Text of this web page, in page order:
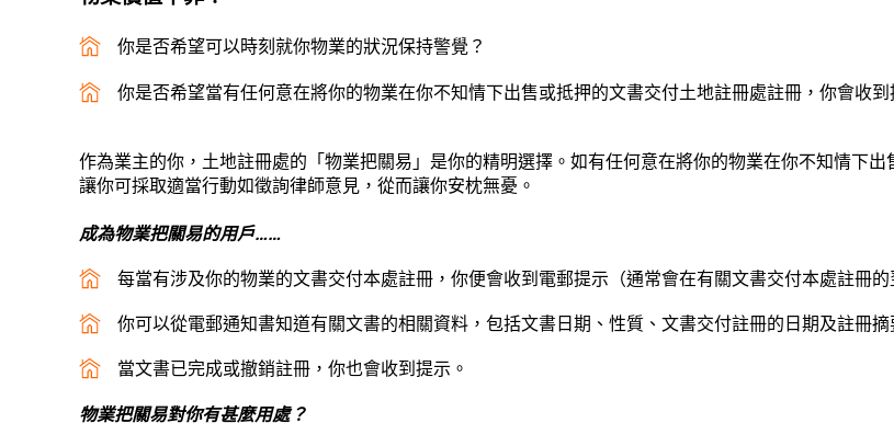
你是否希望可以時刻就你物業的狀況保持警覺？
你是否希望當有任何意在將你的物業在你不知情下出售或抵押的文書交付土地註冊處註冊，你會收到
作為業主的你，土地註冊處的「物業把關易」是你的精明選擇。如有任何意在將你的物業在你不知情下
讓你可採取適當行動如徵詢律師意見，從而讓你安枕無憂。
成為物業把關易的用戶……
每當有涉及你的物業的文書交付本處註冊，你便會收到電郵提示（通常會在有關文書交付本處註冊的
你可以從電郵通知書知道有關文書的相關資料，包括文書日期、性質、文書交付註冊的日期及註冊摘
當文書已完成或撤銷註冊，你也會收到提示。
物業把關易對你有甚麼用處？